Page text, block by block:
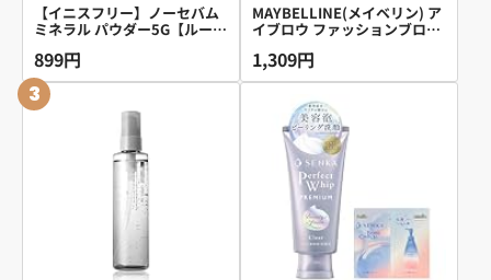
【イニスフリー】ノーセバム
ミネラル パウダー5G【ルース
崩れない 毛穴レス 脂性肌 テ
カリ防止 サラサラ 皮脂 韓国
コスメ 化粧直し 持ち運び 敏
感肌 ナチュラル仕上げ 脂性肌
人気 コスパ メンズ 透明感 メ
イクキープ ベタつき防止 ノー
ファンデ プレゼント プチプラ
24時間 保湿 くすみ ニキビ肌
OK 低刺激 旅行用 Tゾーン時
短 マット ツヤ 乾燥 ふんわり
透明 崩れにくい 韓国コスメ
899円
MAYBELLINE(メイベリン) ア
イブロウ ファッションブロウ
明るい茶色 ペンシル メンズ
鉛筆
1,309円
3